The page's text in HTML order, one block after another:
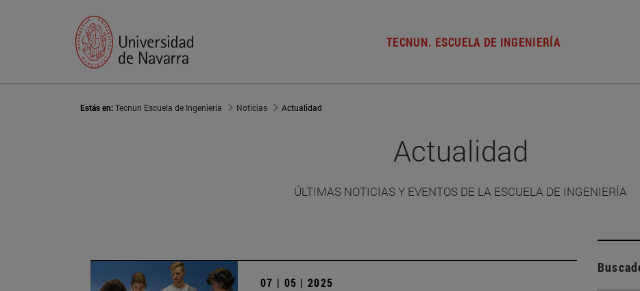
TECNUN. ESCUELA DE INGENIERÍA
Estás en:Tecnun Escuela de Ingeniería Noticias Actualidad
Actualidad
ÚLTIMAS NOTICIAS Y EVENTOS DE LA ESCUELA DE INGENIERÍA
07 | 05 | 2025